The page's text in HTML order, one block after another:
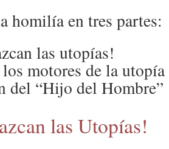
homilía en tres partes:
las utopías!
motores de la utopía
del “Hijo del Hombre”
las Utopías!